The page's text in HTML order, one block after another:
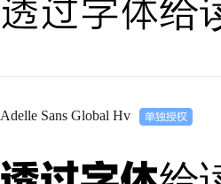
Adelle Sans Global Hv